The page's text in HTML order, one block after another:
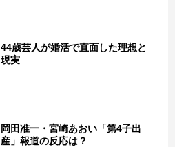
44歳芸人が婚活で直面した理想と
現実
岡田准一・宮崎あおい「第4子出
産」報道の反応は？